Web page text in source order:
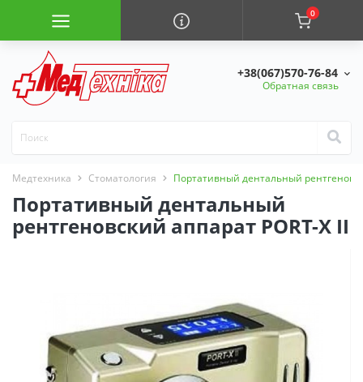
0
+38(067)570-76-84
Обратная связь
Медтехника Стоматология Портативный дентальный
Портативный дентальный
рентгеновский аппарат PORT-X II